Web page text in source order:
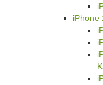
iPhone